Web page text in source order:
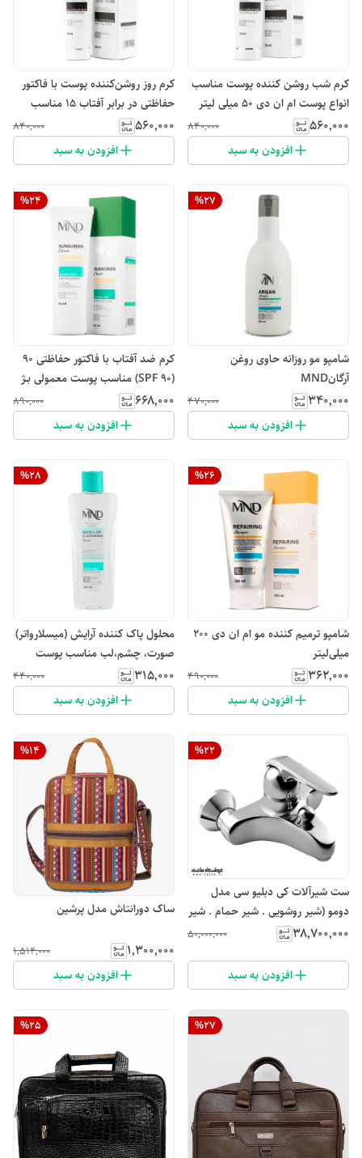
کرم شب روشن کننده پوست مناسب
انواع پوست ام ان دی 50 میلی لیتر
۵۶۰٬۰۰۰ ۸۴۰٬۰۰۰
افزودن به سبد
کرم روز روشن‌کننده پوست با فاکتور
حفاظتی در برابر آفتاب 15 مناسب
انواع پوست ام ان دی 50 میلی‌لیتر
۵۶۰٬۰۰۰ ۸۴۰٬۰۰۰
افزودن به سبد
%27
شامپو مو روزانه حاوی روغن
آرگانMND
۳۴۰٬۰۰۰ ۴۷۰٬۰۰۰
افزودن به سبد
%24
کرم ضد آفتاب با فاکتور حفاظتی 90
(SPF 90) مناسب پوست معمولی بـژ
روشن ام ان دی 40 میلی لیتر
۶۶۸٬۰۰۰ ۸۹۰٬۰۰۰
افزودن به سبد
%26
شامپو ترمیم کننده مو ام ان دی 200
میلی‌لیتر
۳۶۲٬۰۰۰ ۴۹۰٬۰۰۰
افزودن به سبد
%28
محلول پاک کننده آرایش (میسلارواتر)
صورت، چشم،لب مناسب پوست
معمولی ام ان دی 200 میلی لیتر
۳۱۵٬۰۰۰ ۴۴۰٬۰۰۰
افزودن به سبد
%22
ست شیرآلات کی دبلیو سی مدل
دومو (شیر روشویی . شیر حمام . شیر
سرویس بهداشتی)
۳۸٬۷۰۰٬۰۰۰ ۵۰٬۰۰۰٬۰۰۰
افزودن به سبد
%14
ساک دورانتاش مدل پرشین
۱٬۳۰۰٬۰۰۰ ۱٬۵۱۴٬۰۰۰
افزودن به سبد
%27
%25